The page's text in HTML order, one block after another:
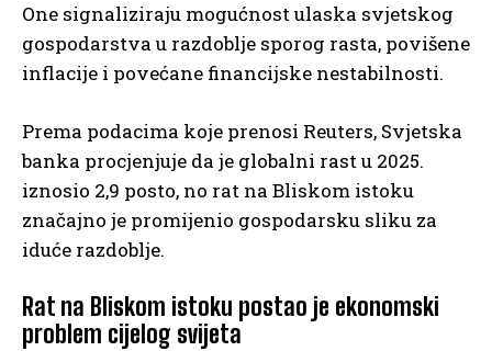
One signaliziraju mogućnost ulaska svjetskog
gospodarstva u razdoblje sporog rasta, povišene
inflacije i povećane financijske nestabilnosti.
Prema podacima koje prenosi Reuters, Svjetska
banka procjenjuje da je globalni rast u 2025.
iznosio 2,9 posto, no rat na Bliskom istoku
značajno je promijenio gospodarsku sliku za
iduće razdoblje.
Rat na Bliskom istoku postao je ekonomski
problem cijelog svijeta